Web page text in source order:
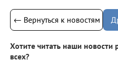
← Вернуться к новостям
Хотите читать наши новости
всех?